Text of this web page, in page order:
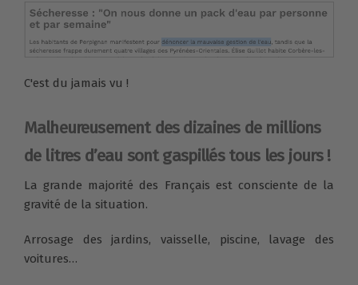
C'est du jamais vu !
Malheureusement des dizaines de millions
de litres d’eau sont gaspillés tous les jours !
La grande majorité des Français est consciente de la
gravité de la situation.
Arrosage des jardins, vaisselle, piscine, lavage des
voitures…